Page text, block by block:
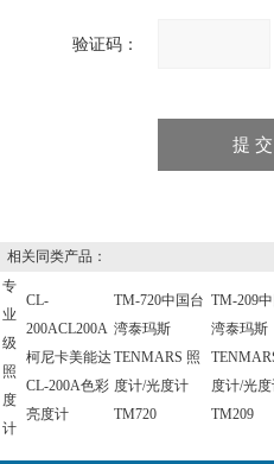
验证码：
相关同类产品：
专
业
级
照
度
计
CL-
200ACL200A
柯尼卡美能达
CL-200A色彩
亮度计
TM-720中国台
湾泰玛斯
TENMARS 照
度计/光度计
TM720
TM-209
湾泰玛斯
度计/光
TM209